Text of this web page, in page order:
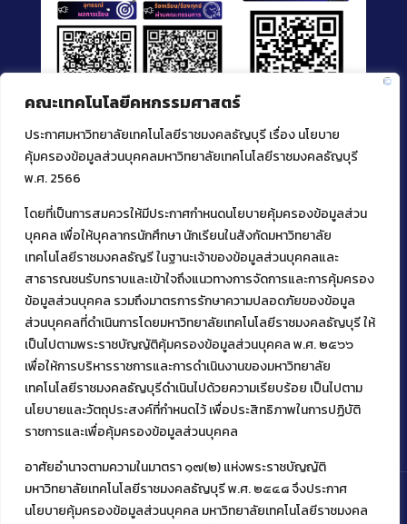
คณะเทคโนโลยีคหกรรมศาสตร์
ประกาศมหาวิทยาลัยเทคโนโลยีราชมงคลธัญบุรี เรื่อง นโยบาย
คุ้มครองข้อมูลส่วนบุคคลมหาวิทยาลัยเทคโนโลยีราชมงคลธัญบุรี
พ.ศ. 2566
โดยที่เป็นการสมควรให้มีประกาศกำหนดนโยบายคุ้มครองข้อมูลส่วน
บุคคล เพื่อให้บุคลากรนักศึกษา นักเรียนในสังกัดมหาวิทยาลัย
เทคโนโลยีราชมงคลธัญรี ในฐานะเจ้าของข้อมูลส่วนบุคคลและ
สาธารณชนรับทราบและเข้าใจถึงแนวทางการจัดการและการคุ้มครอง
ข้อมูลส่วนบุคคล รวมถึงมาตรการรักษาความปลอดภัยของข้อมูล
ส่วนบุคคลที่ดำเนินการโดยมหาวิทยาลัยเทคโนโลยีราชมงคลธัญบุรี ให้
เป็นไปตามพระราชบัญญัติคุ้มครองข้อมูลส่วนบุคคล พ.ศ. ๒๕๖๖
เพื่อให้การบริหารราชการและการดำเนินงานของมหาวิทยาลัย
เทคโนโลยีราชมงคลธัญบุรีดำเนินไปด้วยความเรียบร้อย เป็นไปตาม
นโยบายและวัตถุประสงค์ที่กำหนดไว้ เพื่อประสิทธิภาพในการปฏิบัติ
ราชการและเพื่อคุ้มครองข้อมูลส่วนบุคคล
อาศัยอำนาจตามความในมาตรา ๑๗(๒) แห่งพระราชบัญญัติ
มหาวิทยาลัยเทคโนโลยีราชมงคลธัญบุรี พ.ศ. ๒๕๔๘ จึงประกาศ
นโยบายคุ้มครองข้อมูลส่วนบุคคล มหาวิทยาลัยเทคโนโลยีราชมงคล
ติดต่อคณะเทคโนโลยีคหกรรมศาสตร์
39 หมู่ 1
ต.คลองหก อ. คลองหลวง
จ.ปทุมธานี 12120
โทร 02 549 3161